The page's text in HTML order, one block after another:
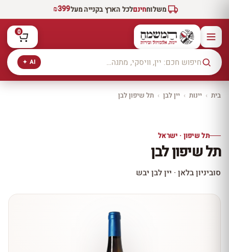
משלוחחינםלכל הארץ בקנייה מעל₪399
AI ✦
0
בית › יינות › יין לבן › תל שיפון לבן
10% הנחה
עכשיו ב-10% הנחה
תל שיפון · ישראל
תל שיפון לבן
סוביניון בלאן · יין לבן יבש